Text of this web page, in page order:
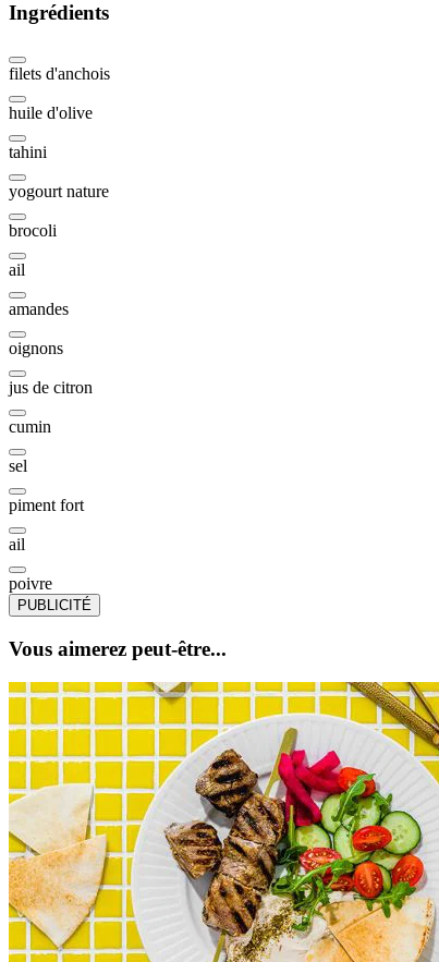
Ingrédients
filets d'anchois
huile d'olive
tahini
yogourt nature
brocoli
ail
amandes
oignons
jus de citron
cumin
sel
piment fort
ail
poivre
PUBLICITÉ
Vous aimerez peut-être...